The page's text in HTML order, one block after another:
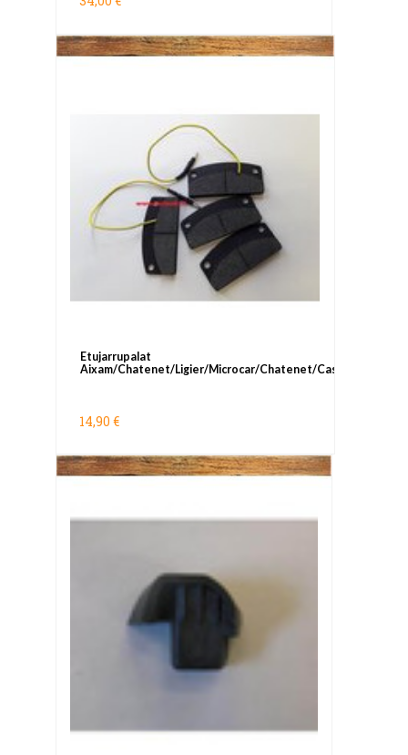
Etujarrupalat
Aixam/Chatenet/Ligier/Microcar/Chatenet/Casalini
14,90 €